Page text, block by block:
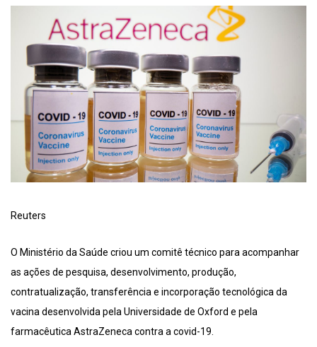
Reuters
O Ministério da Saúde criou um comitê técnico para acompanhar
as ações de pesquisa, desenvolvimento, produção,
contratualização, transferência e incorporação tecnológica da
vacina desenvolvida pela Universidade de Oxford e pela
farmacêutica AstraZeneca contra a covid-19.